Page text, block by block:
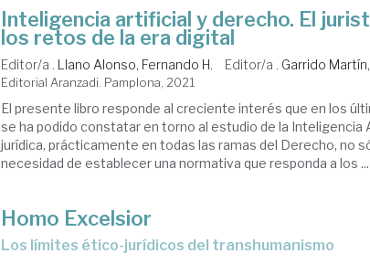
Inteligencia artificial y derecho. El
los retos de la era digital
Editor/a . Llano Alonso, Fernando H. Editor/a . Garrido
Editorial Aranzadi. Pamplona, 2021
El presente libro responde al creciente interés que en los
se ha podido constatar en torno al estudio de la Inteligencia
jurídica, prácticamente en todas las ramas del Derecho, no
necesidad de establecer una normativa que responda a los ...
Homo Excelsior
los límites ético-jurídicos del transhumanismo